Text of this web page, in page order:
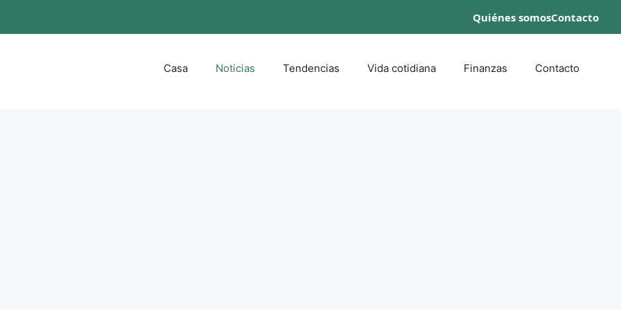
Quiénes somosContacto
Casa Noticias Tendencias Vida cotidiana Finanzas Contacto